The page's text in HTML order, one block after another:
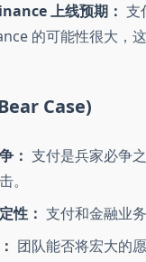
上线预期： 支
的可能性很大，
Case)
： 支付是兵家必争
。
性： 支付和金融业
团队能否将宏大的